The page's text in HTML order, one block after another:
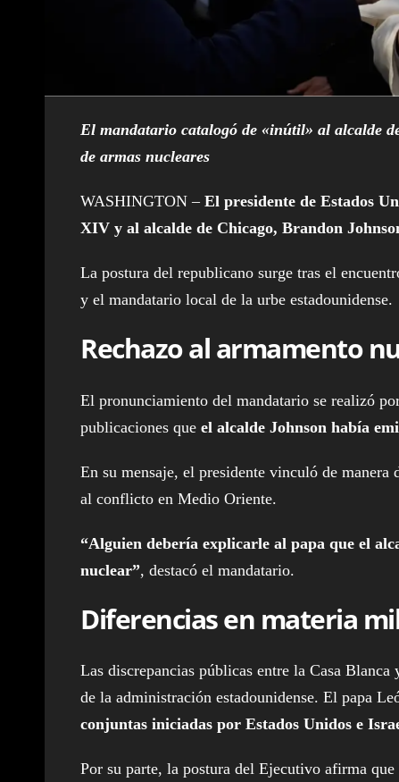
El mandatario catalogó de «inútil» al alcalde
de armas nucleares
WASHINGTON – El presidente de Estados
XIV y al alcalde de Chicago, Brandon
La postura del republicano surge tras el
y el mandatario local de la urbe estadounidense.
Rechazo al armamento
El pronunciamiento del mandatario se realizó
publicaciones que el alcalde Johnson había
En su mensaje, el presidente vinculó de
al conflicto en Medio Oriente.
“Alguien debería explicarle al papa que el
nuclear”, destacó el mandatario.
Diferencias en materia
Las discrepancias públicas entre la Casa
de la administración estadounidense. El papa
conjuntas iniciadas por Estados Unidos e
Por su parte, la postura del Ejecutivo afirma